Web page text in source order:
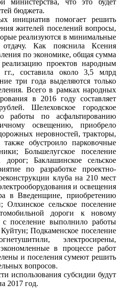
бюджета.
помогает решить
жителей поселений вопросы,
реализуются в минимальные
Как пояснила Ксения
по экономике, общая сумма
проектов народным
составила около 3,5 млрд
три года выделяются только
Всего в рамках народных
в 2016 году составляет
Шелеховское городское
работы по асфальтированию
освещению, приобрело
неровностей, тракторы,
обустроило парковочные
Большелугское поселение
дорог; Баклашинское сельское
по разработке проектно-
клуба на 210 мест
и освещения
в Введенщине, приобретению
Олхинское сельское поселение
дороги к новому
поселение выполнило работы
Подкаменское поселение
электросирены,
в процессе работ
и поселения сумеют решить
вопросов.
использования субсидии будут
2017 год.